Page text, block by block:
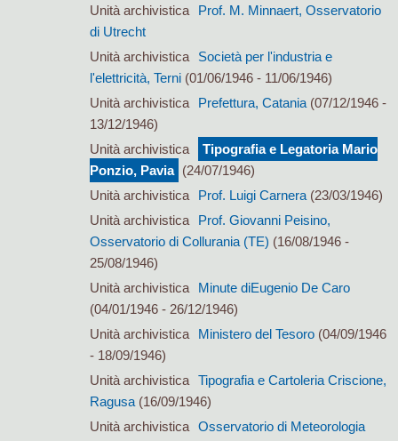
Unità archivistica
Prof. M. Minnaert, Osservatorio
di Utrecht
Unità archivistica
Società per l'industria e
l'elettricità, Terni(01/06/1946 - 11/06/1946)
Unità archivistica
Prefettura, Catania(07/12/1946 -
13/12/1946)
Unità archivistica
Tipografia e Legatoria Mario
Ponzio, Pavia (24/07/1946)
Unità archivistica
Prof. Luigi Carnera(23/03/1946)
Unità archivistica
Prof. Giovanni Peisino,
Osservatorio di Collurania (TE) (16/08/1946 -
25/08/1946)
Unità archivistica
Minute diEugenio De Caro
(04/01/1946 - 26/12/1946)
Unità archivistica
Ministero del Tesoro(04/09/1946
- 18/09/1946)
Unità archivistica Tipografia e Cartoleria Criscione,
Ragusa(16/09/1946)
Unità archivistica Osservatorio di Meteorologia